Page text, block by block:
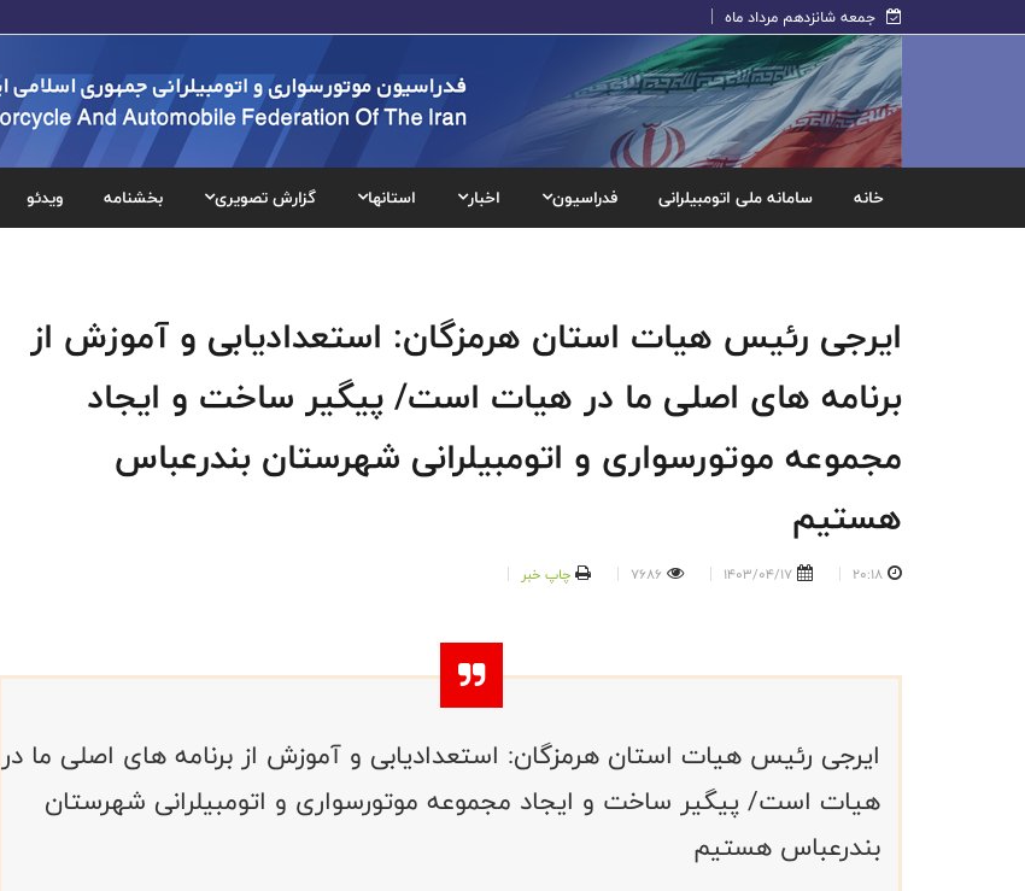
جمعه شانزدهم مرداد ماه
خانه سامانه ملی اتومبیلرانی فدراسیون اخبار استانها گزارش تصویری بخشنامه ویدئو
ایرجی رئیس هیات استان هرمزگان: استعدادیابی و آموزش از
برنامه های اصلی ما در هیات است/ پیگیر ساخت و ایجاد
مجموعه موتورسواری و اتومبیلرانی شهرستان بندرعباس
هستیم
20:18
1403/04/17
7686 چاپ خبر
ایرجی رئیس هیات استان هرمزگان: استعدادیابی و آموزش از برنامه های اصلی ما در
هیات است/ پیگیر ساخت و ایجاد مجموعه موتورسواری و اتومبیلرانی شهرستان
بندرعباس هستیم